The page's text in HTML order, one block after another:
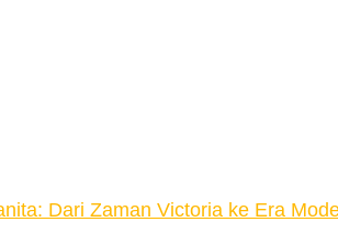
Dari Zaman Victoria ke Era